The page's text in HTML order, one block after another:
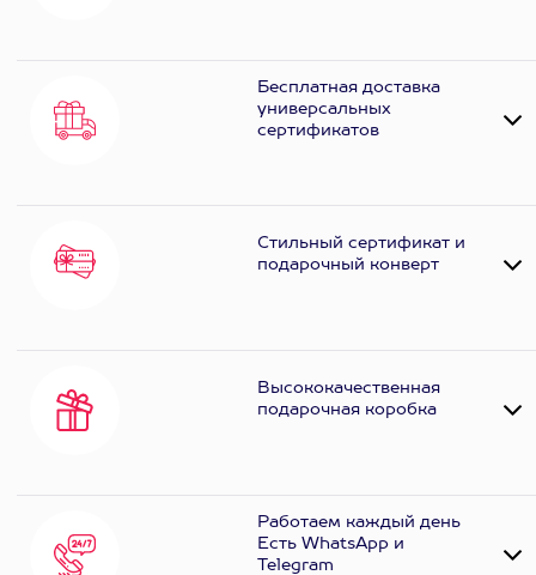
Бесплатная доставка
универсальных
сертификатов
Стильный сертификат и
подарочный конверт
Высококачественная
подарочная коробка
Работаем каждый день
Есть WhatsApp и
Telеgram